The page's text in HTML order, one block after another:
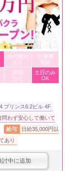
給与保証
あり
交通費
支給
講習
なし
土日のみ
OK
プリンス6.2ビル 4F
わず安心して働いて
給与
日給35,000円以
あり
中に追加